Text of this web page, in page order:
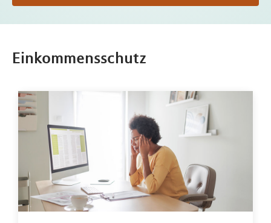
Einkommensschutz